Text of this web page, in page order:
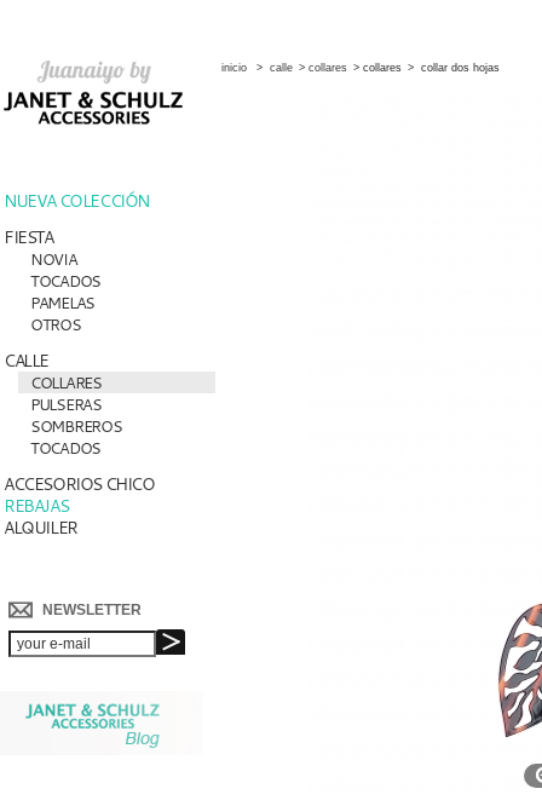
NUEVA COLECCIÓN
FIESTA
NOVIA
TOCADOS
PAMELAS
OTROS
CALLE
COLLARES
PULSERAS
SOMBREROS
TOCADOS
ACCESORIOS CHICO
REBAJAS
ALQUILER
NEWSLETTER
inicio > calle > collares > collares > collar dos hojas